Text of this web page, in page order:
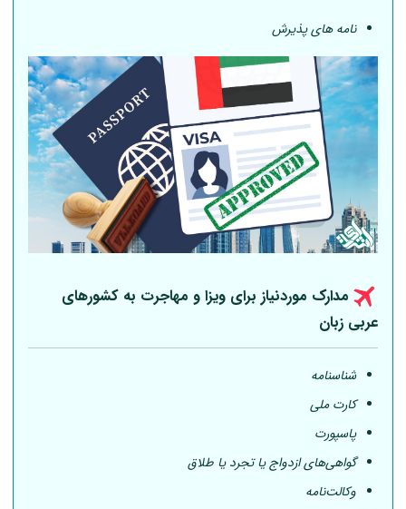
نامه های پذیرش
مدارک موردنیاز برای ویزا و مهاجرت به کشورهای
عربی زبان
شناسنامه
کارت ملی
پاسپورت
گواهی‌های ازدواج یا تجرد یا طلاق
وکالت‌نامه